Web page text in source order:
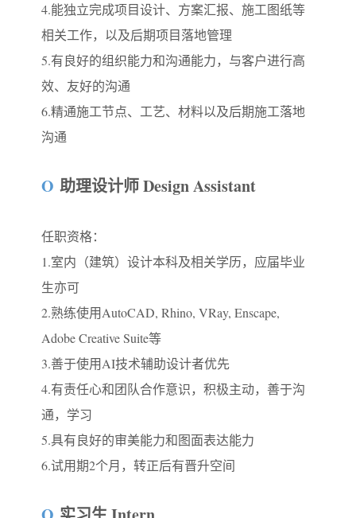
4.能独立完成项目设计、方案汇报、施工图纸等
相关工作，以及后期项目落地管理
5.有良好的组织能力和沟通能力，与客户进行高
效、友好的沟通
6.精通施工节点、工艺、材料以及后期施工落地
沟通
O 助理设计师 Design Assistant
任职资格：
1.室内（建筑）设计本科及相关学历，应届毕业
生亦可
2.熟练使用AutoCAD, Rhino, VRay, Enscape,
Adobe Creative Suite等
3.善于使用AI技术辅助设计者优先
4.有责任心和团队合作意识，积极主动，善于沟
通，学习
5.具有良好的审美能力和图面表达能力
6.试用期2个月，转正后有晋升空间